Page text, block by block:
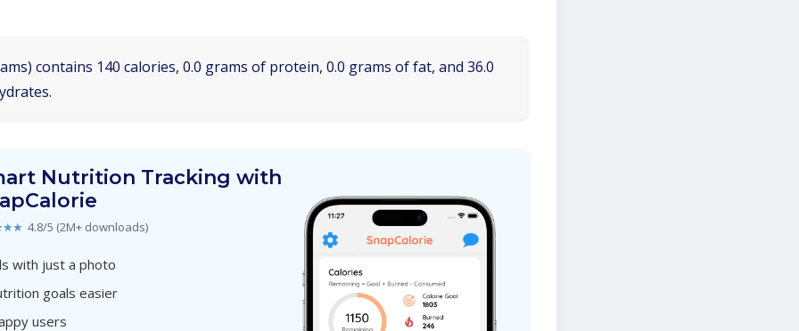
contains 140 calories, 0.0 grams of protein, 0.0 grams of fat, and 36.0
Nutrition Tracking with
4.8/5 (2M+ downloads)
with just a photo
goals easier
users